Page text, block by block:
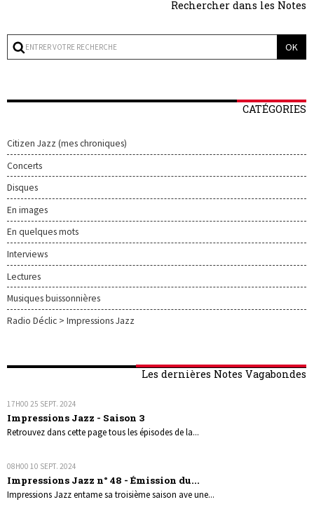
Rechercher dans les Notes
CATÉGORIES
Citizen Jazz (mes chroniques)
Concerts
Disques
En images
En quelques mots
Interviews
Lectures
Musiques buissonnières
Radio Déclic > Impressions Jazz
Les dernières Notes Vagabondes
17H00 25 SEPT. 2024
Impressions Jazz - Saison 3
Retrouvez dans cette page tous les épisodes de la...
08H00 10 SEPT. 2024
Impressions Jazz n° 48 - Émission du...
Impressions Jazz entame sa troisième saison ave une...